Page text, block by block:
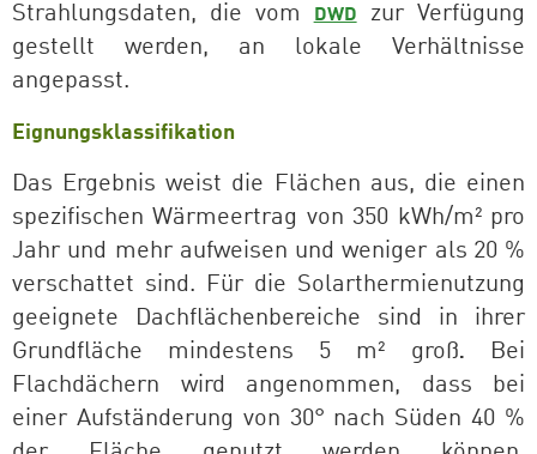
Strahlungsdaten, die vom
DWD
zur Verfügung
gestellt werden, an lokale Verhältnisse
angepasst.
Eignungsklassifikation
Das Ergebnis weist die Flächen aus, die einen
spezifischen Wärmeertrag von 350 kWh/m² pro
Jahr und mehr aufweisen und weniger als 20 %
verschattet sind. Für die Solarthermienutzung
geeignete Dachflächenbereiche sind in ihrer
Grundfläche mindestens
5 m² groß.
Bei
Flachdächern wird angenommen, dass bei
einer Aufständerung von 30° nach Süden 40 %